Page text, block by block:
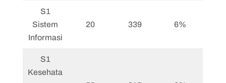
S1
Sistem
Informasi
20 339 6%
S1
Kesehata